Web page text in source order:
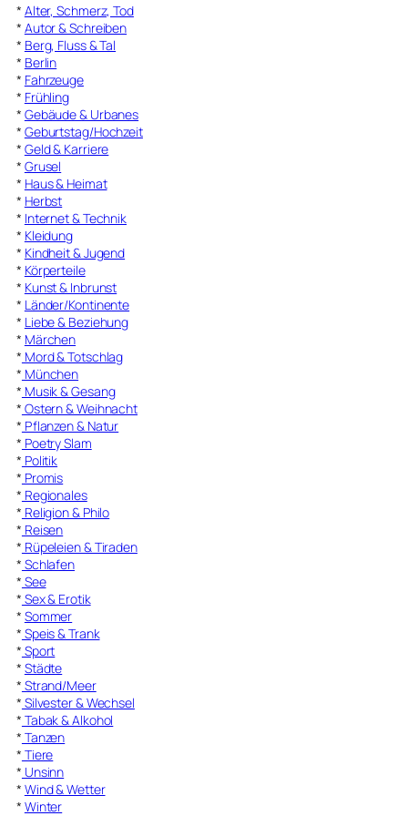
* Alter, Schmerz, Tod
* Autor & Schreiben
* Berg, Fluss & Tal
* Berlin
* Fahrzeuge
* Frühling
* Gebäude & Urbanes
* Geburtstag/Hochzeit
* Geld & Karriere
* Grusel
* Haus & Heimat
* Herbst
* Internet & Technik
* Kleidung
* Kindheit & Jugend
* Körperteile
* Kunst & Inbrunst
* Länder/Kontinente
* Liebe & Beziehung
* Märchen
* Mord & Totschlag
* München
* Musik & Gesang
* Ostern & Weihnacht
* Pflanzen & Natur
* Poetry Slam
* Politik
* Promis
* Regionales
* Religion & Philo
* Reisen
* Rüpeleien & Tiraden
* Schlafen
* See
* Sex & Erotik
* Sommer
* Speis & Trank
* Sport
* Städte
* Strand/Meer
* Silvester & Wechsel
* Tabak & Alkohol
* Tanzen
* Tiere
* Unsinn
* Wind & Wetter
* Winter